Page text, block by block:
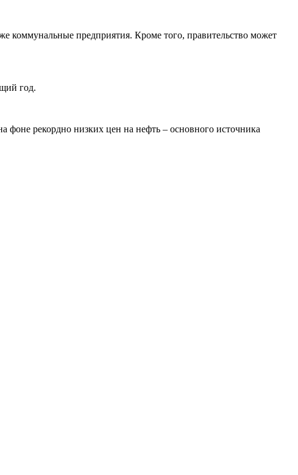
коммунальные предприятия. Кроме того, правительство может
год.
фоне рекордно низких цен на нефть – основного источника